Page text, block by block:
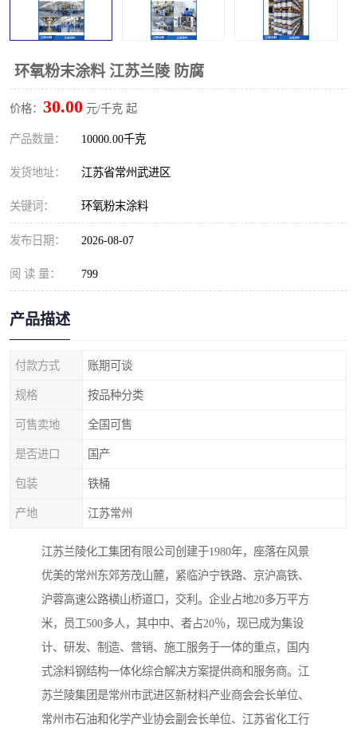
环氧粉末涂料 江苏兰陵 防腐
价格： 30.00 元/千克 起
产品数量： 10000.00千克
发货地址： 江苏省常州武进区
关键词： 环氧粉末涂料
发布日期： 2026-08-07
阅 读 量： 799
产品描述
付款方式 账期可谈
规格 按品种分类
可售卖地 全国可售
是否进口 国产
包装 铁桶
产地 江苏常州
江苏兰陵化工集团有限公司创建于1980年，座落在风景
优美的常州东郊芳茂山麓，紧临沪宁铁路、京沪高铁、
沪蓉高速公路横山桥道口，交利。企业占地20多万平方
米，员工500多人，其中中、者占20％，现已成为集设
计、研发、制造、营销、施工服务于一体的重点，国内
式涂料钢结构一体化综合解决方案提供商和服务商。江
苏兰陵集团是常州市武进区新材料产业商会会长单位、
常州市石油和化学产业协会副会长单位、江苏省化工行